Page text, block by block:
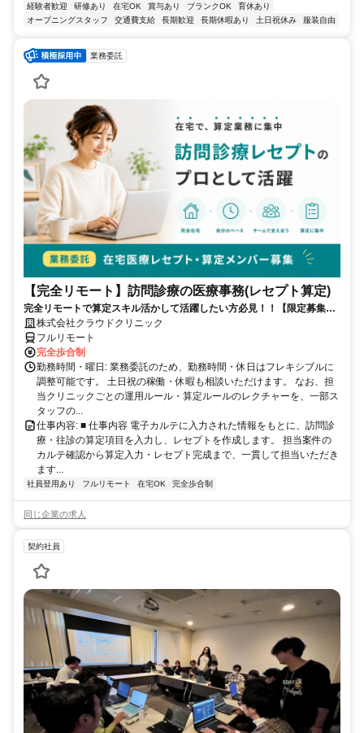
経験者歓迎
研修あり 在宅OK 賞与あり ブランクOK
育休あり
オープニングスタッフ
交通費支給 長期歓迎 長期休暇あり 土日祝休み 服装自由
業務委託
【完全リモート】訪問診療の医療事務(レセプト算定)
完全リモートで算定スキル活かして活躍したい方必見！！【限定募集】
完全リモート｜在宅医療レセプト算定（成果報酬型／業務委託）
株式会社クラウドクリニック
フルリモート
完全歩合制
勤務時間・曜日: 業務委託のため、勤務時間・休日はフレキシブルに
調整可能です。 土日祝の稼働・休暇も相談いただけます。 なお、担
当クリニックごとの運用ルール・算定ルールのレクチャーを、一部ス
タッフの...
仕事内容: ■ 仕事内容 電子カルテに入力された情報をもとに、訪問診
療・往診の算定項目を入力し、レセプトを作成します。 担当案件の
カルテ確認から算定入力・レセプト完成まで、一貫して担当いただき
ます...
社員登用あり フルリモート 在宅OK 完全歩合制
同じ企業の求人
契約社員